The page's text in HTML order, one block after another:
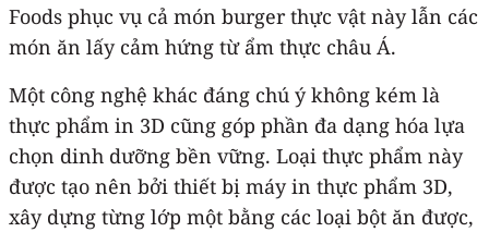
Foods phục vụ cả món burger thực vật này lẫn các
món ăn lấy cảm hứng từ ẩm thực châu Á.
Một công nghệ khác đáng chú ý không kém là
thực phẩm in 3D cũng góp phần đa dạng hóa lựa
chọn dinh dưỡng bền vững. Loại thực phẩm này
được tạo nên bởi thiết bị máy in thực phẩm 3D,
xây dựng từng lớp một bằng các loại bột ăn được,